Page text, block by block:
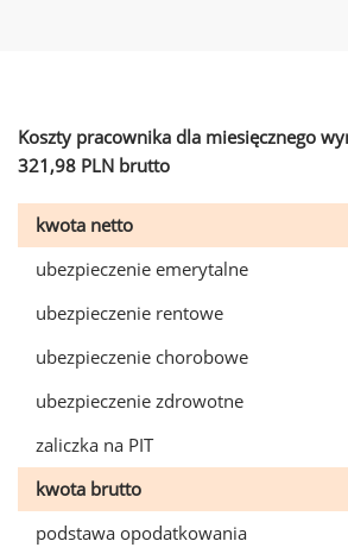
Koszty pracownika dla miesięcznego
321,98 PLN brutto
kwota netto
ubezpieczenie emerytalne
ubezpieczenie rentowe
ubezpieczenie chorobowe
ubezpieczenie zdrowotne
zaliczka na PIT
kwota brutto
podstawa opodatkowania